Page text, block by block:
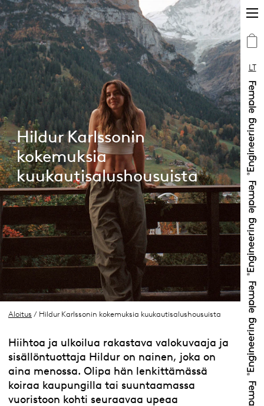
LT
Hildur Karlssonin
kokemuksia
kuukautisalushousuista
Aloitus / Hildur Karlssonin kokemuksia kuukautisalushousuista
Hiihtoa ja ulkoilua rakastava valokuvaaja ja
sisällöntuottaja Hildur on nainen, joka on
aina menossa. Olipa hän lenkittämässä
koiraa kaupungilla tai suuntaamassa
vuoristoon kohti seuraavaa upeaa